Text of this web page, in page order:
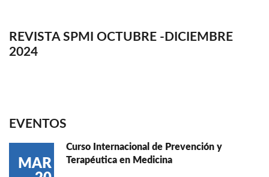
REVISTA SPMI OCTUBRE -DICIEMBRE
2024
EVENTOS
MAR
Curso Internacional de Prevención y
Terapéutica en Medicina